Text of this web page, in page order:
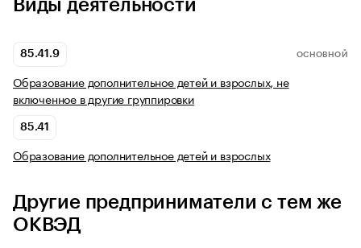
Виды деятельности
85.41.9 ОСНОВНОЙ
Образование дополнительное детей и взрослых, не
включенное в другие группировки
85.41
Образование дополнительное детей и взрослых
Другие предприниматели с тем же
ОКВЭД